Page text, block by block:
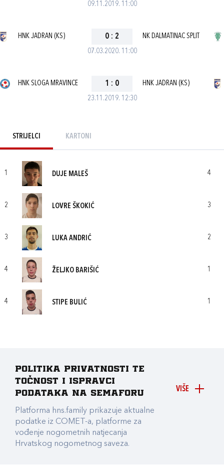
09.11.2019. 11:00
07.03.2020. 11:00
HNK JADRAN (KS) 0 : 2 NK DALMATINAC SPLIT
23.11.2019. 12:30
HNK SLOGA MRAVINCE 1 : 0 HNK JADRAN (KS)
STRIJELCI KARTONI
1 DUJE MALEŠ 4
2 LOVRE ŠKOKIĆ 3
3 LUKA ANDRIĆ 2
4 ŽELJKO BARIŠIĆ 1
4 STIPE BULIĆ 1
VIŠE
Politika privatnosti te
točnost i ispravci
podataka na Semaforu
Platforma hns.family prikazuje aktualne
podatke iz COMET-a, platforme za
vođenje nogometnih natjecanja
Hrvatskog nogometnog saveza.